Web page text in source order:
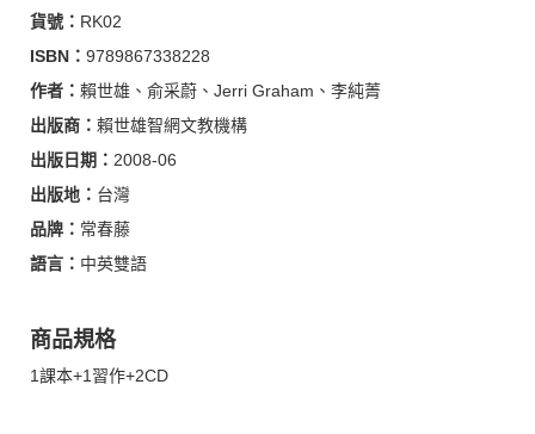
貨號： RK02
ISBN： 9789867338228
作者： 賴世雄、俞采蔚、Jerri Graham、李純菁
出版商： 賴世雄智網文教機構
出版日期： 2008-06
出版地： 台灣
品牌： 常春藤
語言： 中英雙語
商品規格
1課本+1習作+2CD